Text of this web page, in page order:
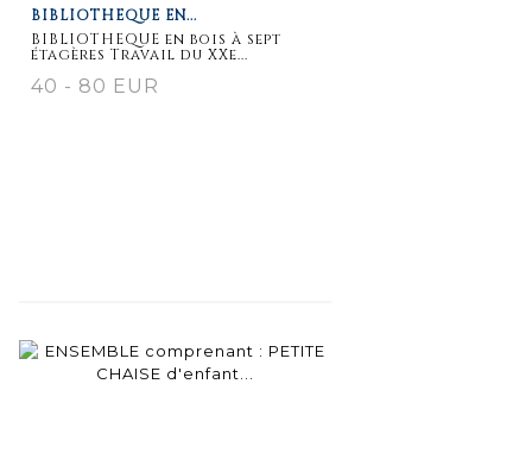
BIBLIOTHEQUE EN...
BIBLIOTHEQUE en bois à sept
étagères Travail du XXe...
40 - 80 EUR